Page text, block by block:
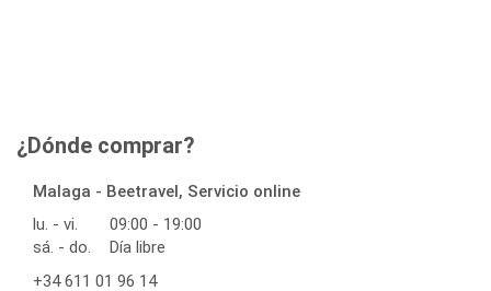
¿Dónde comprar?
Malaga - Beetravel, Servicio online
lu. - vi.
09:00 - 19:00
sá. - do.
Día libre
+34 611 01 96 14